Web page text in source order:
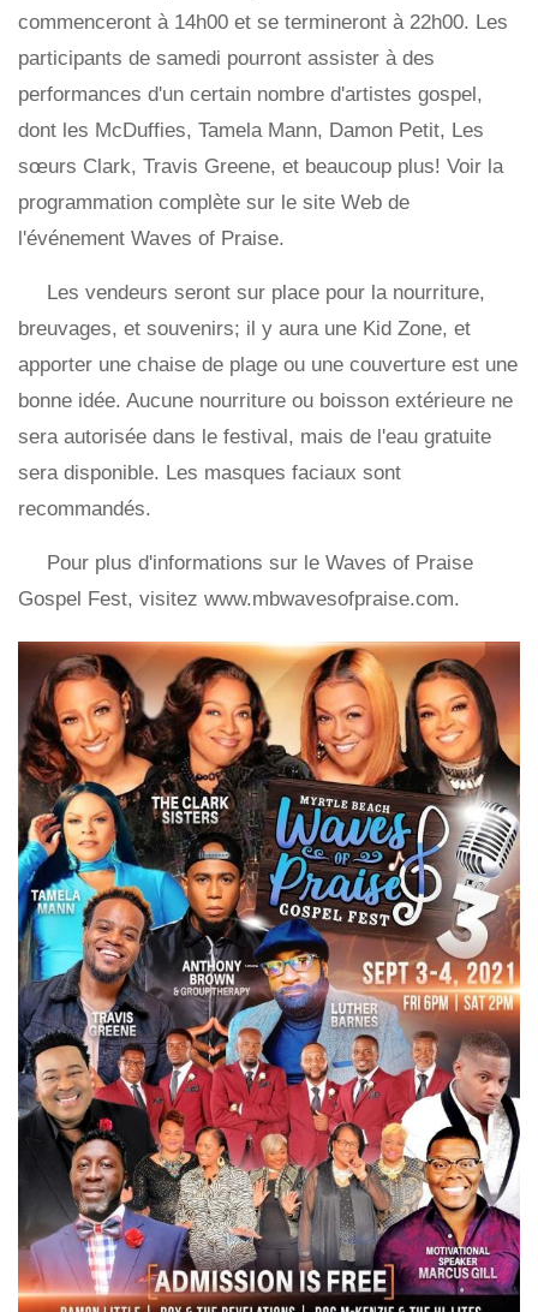
commenceront à 14h00 et se termineront à 22h00. Les
participants de samedi pourront assister à des
performances d'un certain nombre d'artistes gospel,
dont les McDuffies, Tamela Mann, Damon Petit, Les
sœurs Clark, Travis Greene, et beaucoup plus! Voir la
programmation complète sur le site Web de
l'événement Waves of Praise.
Les vendeurs seront sur place pour la nourriture,
breuvages, et souvenirs; il y aura une Kid Zone, et
apporter une chaise de plage ou une couverture est une
bonne idée. Aucune nourriture ou boisson extérieure ne
sera autorisée dans le festival, mais de l'eau gratuite
sera disponible. Les masques faciaux sont
recommandés.
Pour plus d'informations sur le Waves of Praise
Gospel Fest, visitez www.mbwavesofpraise.com.